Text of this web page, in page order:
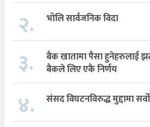
२. भोलि सार्वजनिक विदा
३.
बैक खातामा पैसा हुनेहरुलाई
बैकले लिए एकै निर्णय
४. संसद विघटनविरुद्ध मुद्दामा